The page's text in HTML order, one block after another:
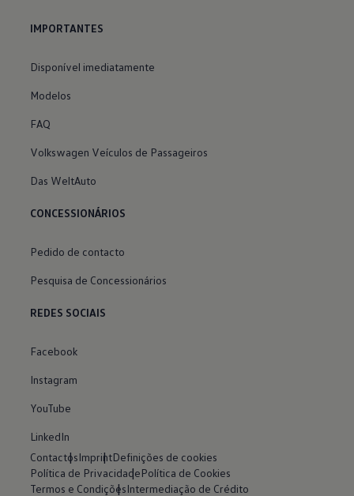
IMPORTANTES
Disponível imediatamente
Modelos
FAQ
Volkswagen Veículos de Passageiros
Das WeltAuto
CONCESSIONÁRIOS
Pedido de contacto
Pesquisa de Concessionários
REDES SOCIAIS
Facebook
Instagram
YouTube
LinkedIn
ContactosImprintDefinições de cookies
Política de PrivacidadePolítica de Cookies
Termos e CondiçõesIntermediação de Crédito